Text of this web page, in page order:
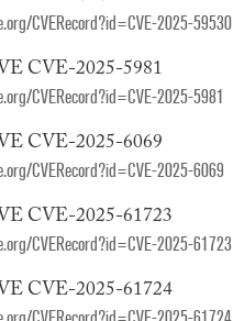
CVERecord?id=CVE-2025-59530
CVE-2025-5981
CVERecord?id=CVE-2025-5981
CVE-2025-6069
CVERecord?id=CVE-2025-6069
CVE-2025-61723
CVERecord?id=CVE-2025-61723
CVE-2025-61724